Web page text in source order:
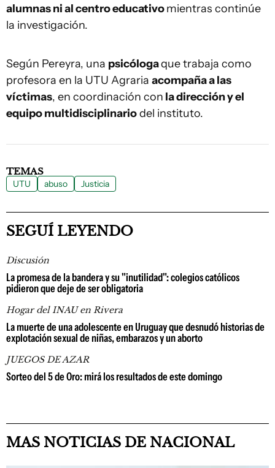
alumnas ni al centro educativomientras continúe
la investigación.
Según Pereyra, una psicólogaque trabaja como
profesora en la UTU Agraria acompaña a las
víctimas, en coordinación con la dirección y el
equipo multidisciplinariodel instituto.
TEMAS
UTU abuso Justicia
SEGUÍ LEYENDO
Discusión
La promesa de la bandera y su "inutilidad": colegios católicos
pidieron que deje de ser obligatoria
Hogar del INAU en Rivera
La muerte de una adolescente en Uruguay que desnudó historias de
explotación sexual de niñas, embarazos y un aborto
JUEGOS DE AZAR
Sorteo del 5 de Oro: mirá los resultados de este domingo
MAS NOTICIAS DE NACIONAL